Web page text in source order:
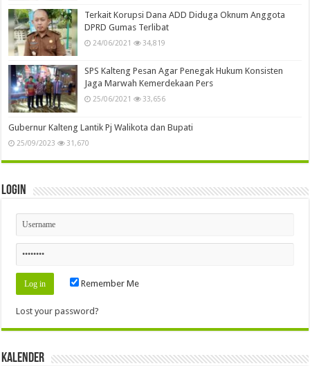
Terkait Korupsi Dana ADD Diduga Oknum Anggota
DPRD Gumas Terlibat
24/06/2021 34,819
SPS Kalteng Pesan Agar Penegak Hukum Konsisten
Jaga Marwah Kemerdekaan Pers
25/06/2021 33,656
Gubernur Kalteng Lantik Pj Walikota dan Bupati
25/09/2023 31,670
Login
Remember Me
Lost your password?
Kalender